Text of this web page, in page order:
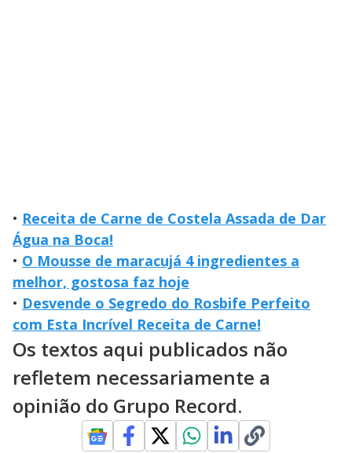
• Receita de Carne de Costela Assada de Dar
Água na Boca!
• O Mousse de maracujá 4 ingredientes a
melhor, gostosa faz hoje
• Desvende o Segredo do Rosbife Perfeito
com Esta Incrível Receita de Carne!
Os textos aqui publicados não
refletem necessariamente a
opinião do Grupo Record.